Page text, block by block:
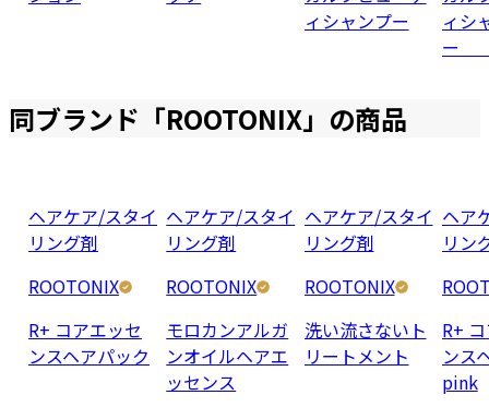
ィシャンプー
ィシ
ー
同ブランド「ROOTONIX」の商品
ヘアケア/スタイ
リング剤
ROOTONIX
R+ コアエッセ
ンスヘアパック
ヘアケア/スタイ
リング剤
ROOTONIX
モロカンアルガ
ンオイルヘアエ
ッセンス
ヘアケア/スタイ
リング剤
ROOTONIX
洗い流さないト
リートメント
ヘア
リン
R+
ンス
pink